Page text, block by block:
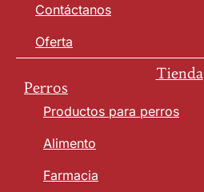
Contáctanos
Oferta
Tienda
Perros
Productos para perros
Alimento
Farmacia